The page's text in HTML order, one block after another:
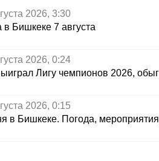
2026, 3:30
в Бишкеке 7 августа
2026, 0:24
Лигу чемпионов 2026,
2026, 0:15
в Бишкеке. Погода,